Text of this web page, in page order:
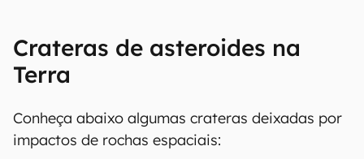
Crateras de asteroides na
Terra
Conheça abaixo algumas crateras deixadas por
impactos de rochas espaciais: